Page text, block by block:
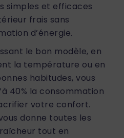
simples et efficaces
frais sans
d’énergie.
le bon modèle, en
la température ou en
habitudes, vous
40% la consommation
votre confort.
donne toutes les
tout en